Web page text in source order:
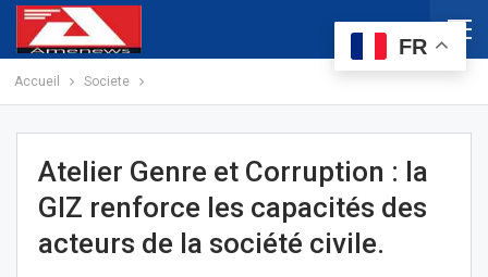
Accueil Societe
Atelier Genre et Corruption : la
GIZ renforce les capacités des
acteurs de la société civile.
FR